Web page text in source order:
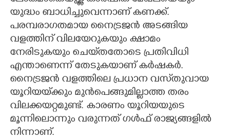
യുദ്ധം ബാധിച്ചുവെന്നാണ് കണക്ക്.
പരമ്പരാഗതമായ നൈട്രജൻ അടങ്ങിയ
വളത്തിന് വിലയേറുകയും ക്ഷാമം
നേരിടുകയും ചെയ്‌തതോടെ പ്രതിവിധി
എന്താണെന്ന് തേടുകയാണ് കർഷകർ.
നൈട്രജൻ വളത്തിലെ പ്രധാന വസ്‌തുവായ
യൂറിയയ്‌ക്കും മുൻപെങ്ങുമില്ലാത്ത തരം
വിലക്കയറ്റമുണ്ട്. കാരണം യൂറിയയുടെ
മൂന്നിലൊന്നും വരുന്നത് ഗൾഫ് രാജ്യങ്ങളിൽ
നിന്നാണ്.